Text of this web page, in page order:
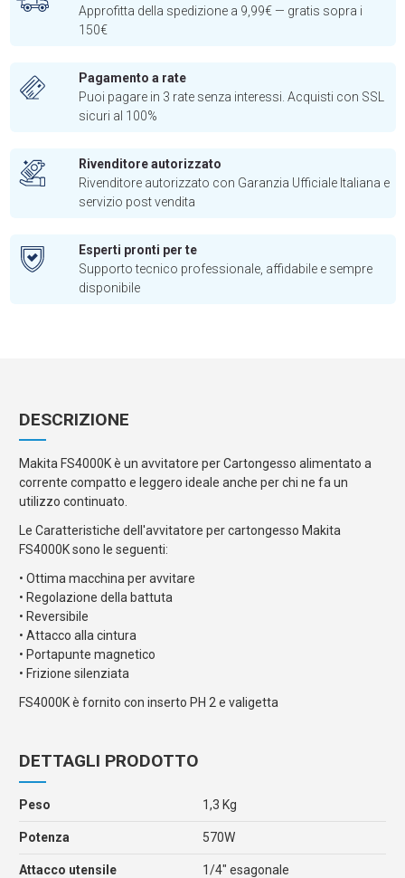
Approfitta della spedizione a 9,99€ — gratis sopra i
150€
Pagamento a rate
Puoi pagare in 3 rate senza interessi. Acquisti con SSL
sicuri al 100%
Rivenditore autorizzato
Rivenditore autorizzato con Garanzia Ufficiale Italiana e
servizio post vendita
Esperti pronti per te
Supporto tecnico professionale, affidabile e sempre
disponibile
DESCRIZIONE
Makita FS4000K è un avvitatore per Cartongesso alimentato a
corrente compatto e leggero ideale anche per chi ne fa un
utilizzo continuato.
Le Caratteristiche dell'avvitatore per cartongesso Makita
FS4000K sono le seguenti:
• Ottima macchina per avvitare
• Regolazione della battuta
• Reversibile
• Attacco alla cintura
• Portapunte magnetico
• Frizione silenziata
FS4000K è fornito con inserto PH 2 e valigetta
DETTAGLI PRODOTTO
Peso 1,3 Kg
Potenza 570W
Attacco utensile 1/4" esagonale